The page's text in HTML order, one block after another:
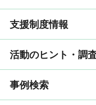
支援制度情報
活動のヒント・調
事例検索